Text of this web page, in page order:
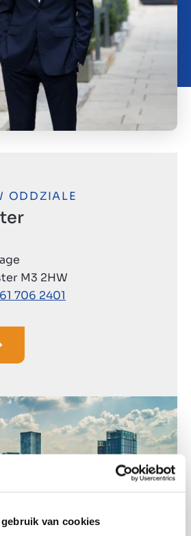
van cookies
ODDZIALE
M3 2HW
706 2401